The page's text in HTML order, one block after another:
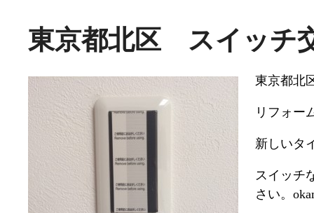
東京都北区 スイッチ
東京都北
リフォー
新しいタ
スイッチ
さい。